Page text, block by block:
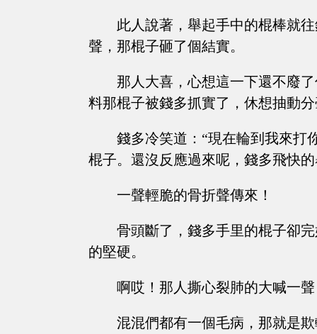
此人說著，舉起手中的棍棒就
聲，那棍子砸了個結實。
那人大喜，心想這一下還不廢
料那棍子被錢多抓實了，休想抽動
錢多冷笑道：“現在輪到我來打
棍子。還沒反應過來呢，錢多飛快
一聲輕脆的骨折聲傳來！
骨頭斷了，錢多手里的棍子卻
的堅硬。
啊哎！那人撕心裂肺的大喊一
混混們都有一個毛病，那就是